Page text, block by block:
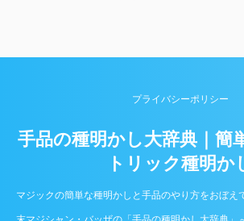
プライバシーポリシー
手品の種明かし大辞典｜簡
トリック種明か
マジックの簡単な種明かしと手品のやり方をおぼ